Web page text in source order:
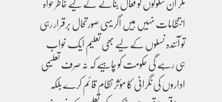
انتظامات نہیں ہیں اگر یہی صورتحال برقرار رہی
تو آئندہ نسلوں کے لیے بھی تعلیم ایک خواب
ہی رہے گی حکومت کو چاہیے کہ نہ صرف تعلیمی
اداروں کی نگرانی کا مؤثر نظام قائم کرے بلکہ